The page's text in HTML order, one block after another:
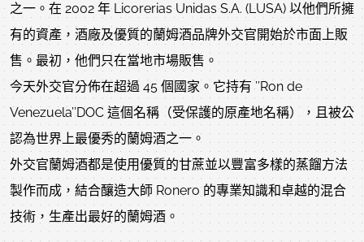
之一。在 2002 年 Licorerias Unidas S.A. (LUSA) 以他們所擁
有的資產，酒廠及優質的蘭姆酒品牌外交官開始於市面上販
售。最初，他們只在當地市場販售。
今天外交官分佈在超過 45 個國家。它持有 ’’Ron de
Venezuela’’DOC 這個名稱（受保護的原產地名稱），且被公
認為世界上最優秀的蘭姆酒之一。
外交官蘭姆酒都是使用優質的甘蔗並以豐富多樣的蒸餾方法
製作而成，結合釀造大師 Ronero 的專業知識和卓越的混合
技術，生產出最好的蘭姆酒。